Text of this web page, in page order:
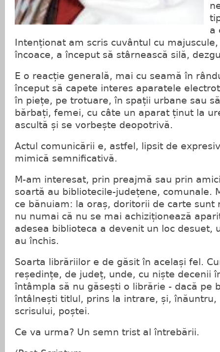
a
Intenționat am scris cuvântul cu
încoace, a început să stârnească silă,
E o reacție generală, mai cu seamă în
început să capete interes aparatele
în piețe, pe trotuare, în spații urbane sau
bărbați, femei, cu câte un aparat ținut la
ascultă și se vorbește deopotrivă.
Actul comunicării e, astfel, lipsit de
mimică semnificativă.
M-am interesat, prin preajmă sau prin
soartă au bibliotecile-județene, comunale.
ce bănuiam: la oraș, doritorii de carte sunt
nu numai că nu se mai achiziționează
adesea biblioteca a devenit un loc desuet,
au închis.
Soarta librăriilor e de găsit în același fel.
reședințe, de județ, unde, cu niște decenii
întâmpla să nu găsești o librărie - dacă pe
întâlnești titlul, prins la intrare, și,
scrisului, poștei.
Ce va urma? Un semn trist al întrebării.